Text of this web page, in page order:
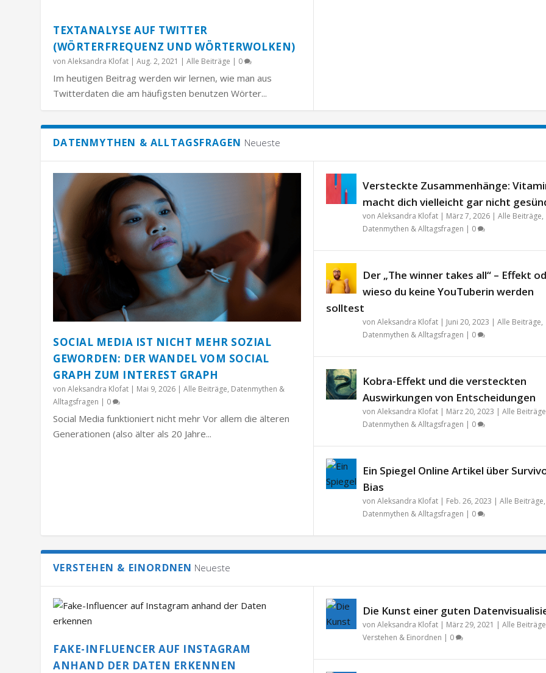
TEXTANALYSE AUF TWITTER
(WÖRTERFREQUENZ UND WÖRTERWOLKEN)
vonAleksandra Klofat |Aug. 2, 2021 |Alle Beiträge | 0
Im heutigen Beitrag werden wir lernen, wie man aus
Twitterdaten die am häufigsten benutzen Wörter...
DATENMYTHEN & ALLTAGSFRAGEN Neueste
SOCIAL MEDIA IST NICHT MEHR SOZIAL
GEWORDEN: DER WANDEL VOM SOCIAL
GRAPH ZUM INTEREST GRAPH
vonAleksandra Klofat | Mai 9, 2026 |Alle Beiträge, Datenmythen &
Alltagsfragen | 0
Social Media funktioniert nicht mehr Vor allem die älteren
Generationen (also älter als 20 Jahre...
Versteckte Zusammenhänge:
macht dich vielleicht gar nicht
von Aleksandra Klofat| März 7, 2026| Alle Beiträge,
Datenmythen & Alltagsfragen | 0
Der „The winner takes all“ – Effekt
wieso du keine YouTuberin werden
solltest
von Aleksandra Klofat| Juni 20, 2023 | Alle Beiträge,
Datenmythen & Alltagsfragen | 0
Kobra-Effekt und die versteckten
Auswirkungen von Entscheidungen
von Aleksandra Klofat| März 20, 2023 | Alle Beiträge
Datenmythen & Alltagsfragen | 0
Ein Spiegel Online Artikel über
Bias
von Aleksandra Klofat| Feb. 26, 2023 | Alle Beiträge,
Datenmythen & Alltagsfragen | 0
VERSTEHEN & EINORDNEN Neueste
FAKE-INFLUENCER AUF INSTAGRAM
ANHAND DER DATEN ERKENNEN
Die Kunst einer guten
von Aleksandra Klofat| März 29, 2021 | Alle Beiträge
Verstehen & Einordnen | 0